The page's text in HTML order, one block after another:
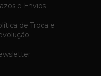
e Envios
de Troca e